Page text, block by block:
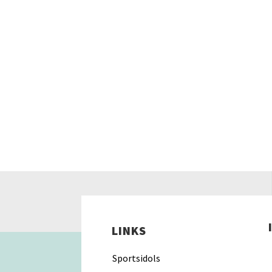
LINKS
Sportsidols